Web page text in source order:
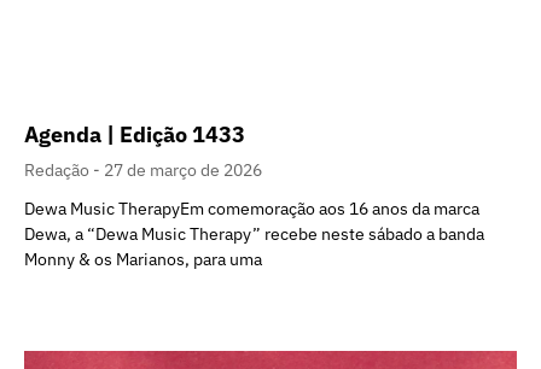
Agenda | Edição 1433
Redação
27 de março de 2026
Dewa Music TherapyEm comemoração aos 16 anos da marca
Dewa, a “Dewa Music Therapy” recebe neste sábado a banda
Monny & os Marianos, para uma